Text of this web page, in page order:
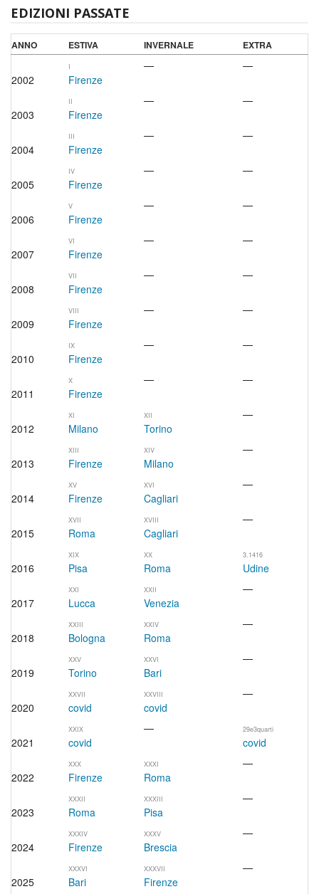
EDIZIONI PASSATE
ANNO ESTIVA INVERNALE EXTRA
2002
I
Firenze
— —
2003
II
Firenze
— —
2004
III
Firenze
— —
2005
IV
Firenze
— —
2006
V
Firenze
— —
2007
VI
Firenze
— —
2008
VII
Firenze
— —
2009
VIII
Firenze
— —
2010
IX
Firenze
— —
2011
X
Firenze
— —
2012
XI
Milano
XII
Torino
—
2013
XIII
Firenze
XIV
Milano
—
2014
XV
Firenze
XVI
Cagliari
—
2015
XVII
Roma
XVIII
Cagliari
—
2016
XIX
Pisa
XX
Roma
3.1416
Udine
2017
XXI
Lucca
XXII
Venezia
—
2018
XXIII
Bologna
XXIV
Roma
—
2019
XXV
Torino
XXVI
Bari
—
2020
XXVII
covid
XXVIII
covid
—
2021
XXIX
covid
— 29e3quarti
covid
2022
XXX
Firenze
XXXI
Roma
—
2023
XXXII
Roma
XXXIII
Pisa
—
2024
XXXIV
Firenze
XXXV
Brescia
—
2025
XXXVI
Bari
XXXVII
Firenze
—